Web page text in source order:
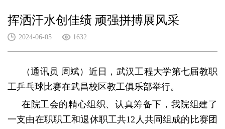
挥洒汗水创佳绩 顽强拼搏展风采
2024-06-05 1632
（通讯员 周斌）近日，武汉工程大学第七届教职
工乒乓球比赛在武昌校区教工俱乐部举行。
在院工会的精心组织、认真筹备下，我院组建了
一支由在职职工和退休职工共12人共同组成的比赛团